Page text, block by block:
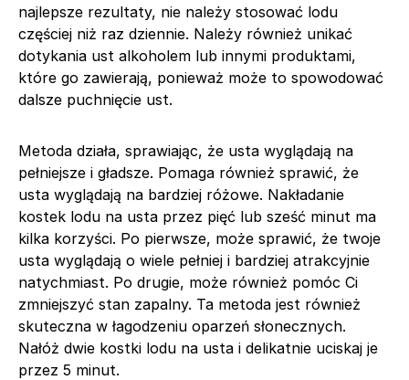
najlepsze rezultaty, nie należy stosować lodu
częściej niż raz dziennie. Należy również unikać
dotykania ust alkoholem lub innymi produktami,
które go zawierają, ponieważ może to spowodować
dalsze puchnięcie ust.
Metoda działa, sprawiając, że usta wyglądają na
pełniejsze i gładsze. Pomaga również sprawić, że
usta wyglądają na bardziej różowe. Nakładanie
kostek lodu na usta przez pięć lub sześć minut ma
kilka korzyści. Po pierwsze, może sprawić, że twoje
usta wyglądają o wiele pełniej i bardziej atrakcyjnie
natychmiast. Po drugie, może również pomóc Ci
zmniejszyć stan zapalny. Ta metoda jest również
skuteczna w łagodzeniu oparzeń słonecznych.
Nałóż dwie kostki lodu na usta i delikatnie uciskaj je
przez 5 minut.